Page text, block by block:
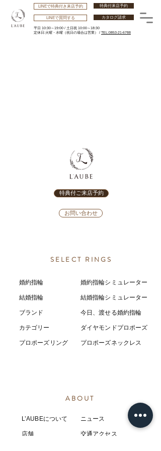
特典付来店予約
LINEで特典付き来店予約
カタログ請求
平日 10:30～19:00 / 土日祝 10:00～18:30
​定休日:火曜・水曜 （祝日の場合は営業） / TEL:0853-21-6788
LINEで質問する
特典付ご来店予約
お問い合わせ
SELECT RINGS
婚約指輪
結婚指輪
ブランド
カテゴリー
プロポーズリング
婚約指輪シミュレーター
結婚指輪シミ ュレーター
今日、渡せる婚約指輪
ダイヤモンドプロポーズ
プロポーズネックレス
ABOUT
L’AUBEについて
店舗
​ニュース
​交通アクセス